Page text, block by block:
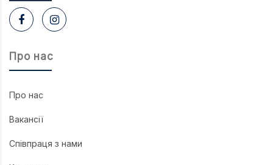
Про нас
Про нас
Вакансії
Співпраця з нами